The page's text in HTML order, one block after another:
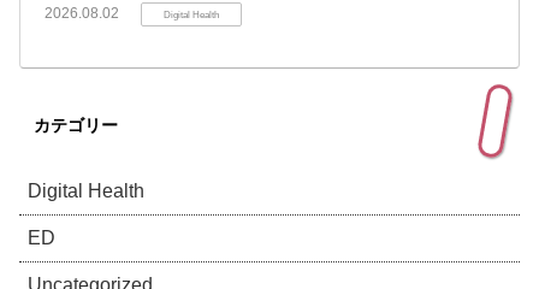
2026.08.02 Digital Health
カテゴリー
Digital Health
ED